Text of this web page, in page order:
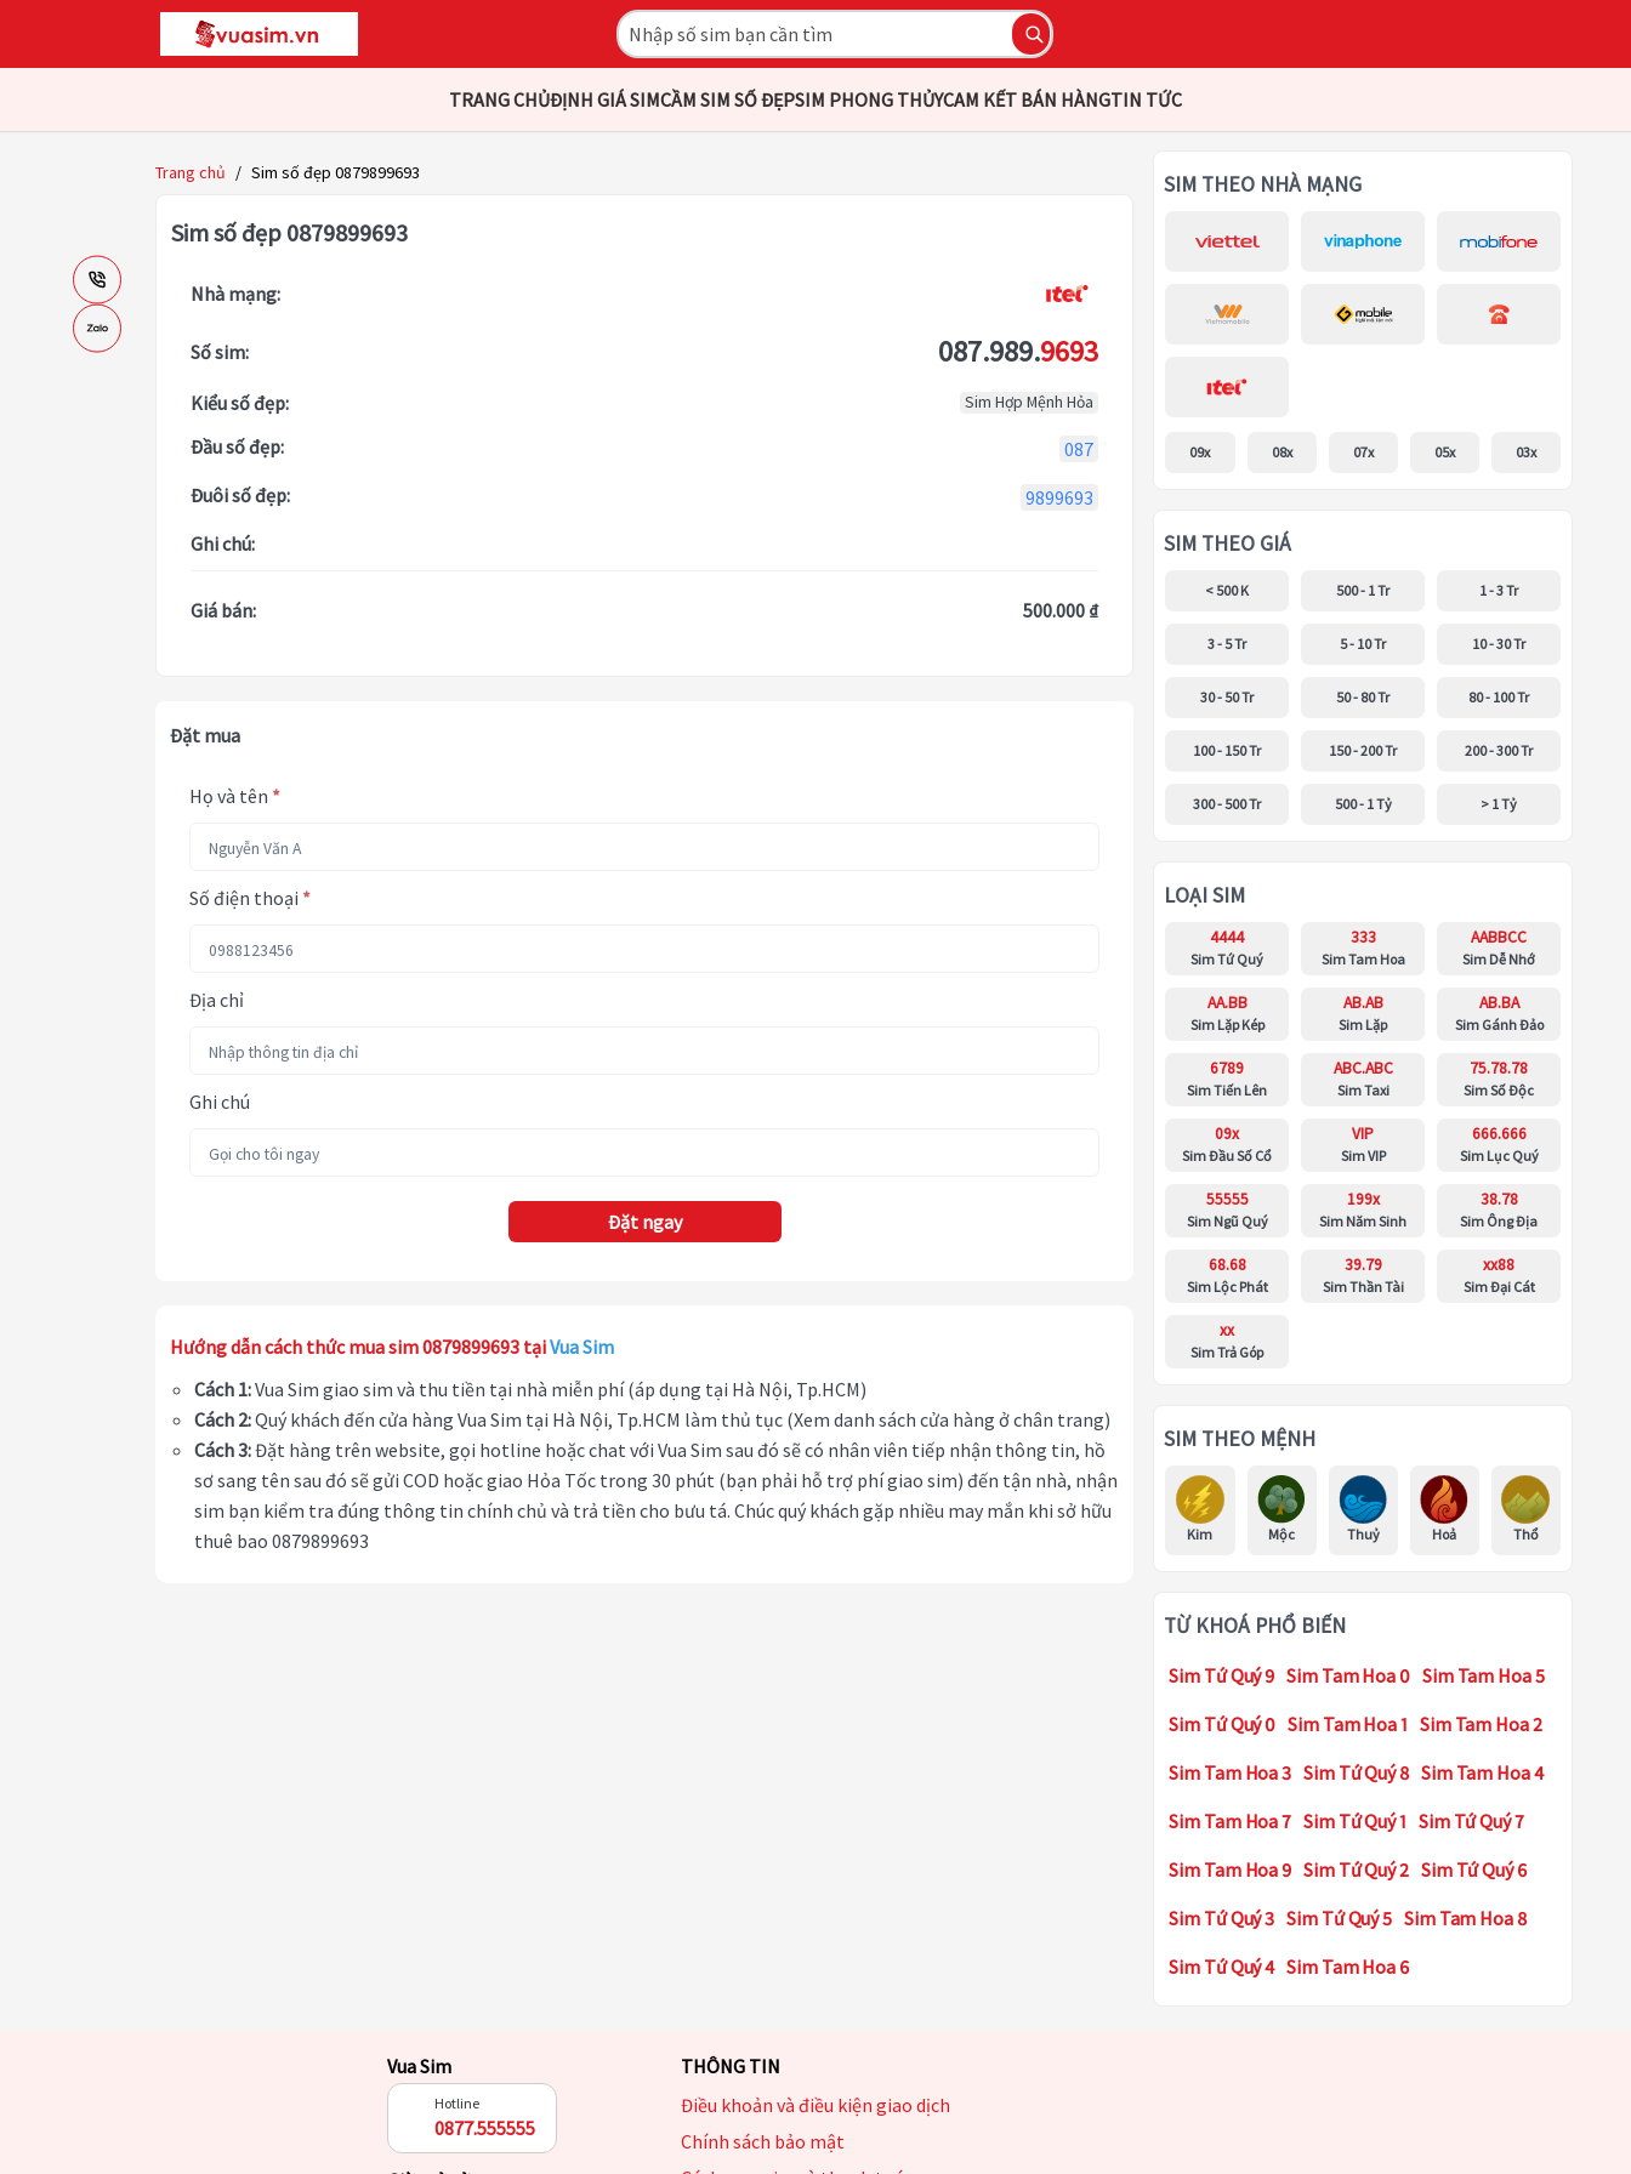
TRANG CHỦĐỊNH GIÁ SIMCẦM SIM SỐ ĐẸPSIM PHONG THỦYCAM KẾT BÁN HÀNGTIN TỨC
Trang chủ / Sim số đẹp 0879899693
Sim số đẹp 0879899693
Nhà mạng:
Số sim: 087.989.9693
Kiểu số đẹp: Sim Hợp Mệnh Hỏa
Đầu số đẹp:
087
Đuôi số đẹp:
9899693
Ghi chú:
Giá bán: 500.000 ₫
Đặt mua
Họ và tên *
Số điện thoại *
Địa chỉ
Ghi chú
Đặt ngay
Hướng dẫn cách thức mua sim 0879899693 tạiVua Sim
Cách 1:Vua Sim giao sim và thu tiền tại nhà miễn phí (áp dụng tại Hà Nội, Tp.HCM)
Cách 2:Quý khách đến cửa hàng Vua Sim tại Hà Nội, Tp.HCM làm thủ tục (Xem danh sách cửa hàng ở chân trang)
Cách 3:Đặt hàng trên website, gọi hotline hoặc chat với Vua Sim sau đó sẽ có nhân viên tiếp nhận thông tin, hồ
sơ sang tên sau đó sẽ gửi COD hoặc giao Hỏa Tốc trong 30 phút (bạn phải hỗ trợ phí giao sim) đến tận nhà, nhận
sim bạn kiểm tra đúng thông tin chính chủ và trả tiền cho bưu tá. Chúc quý khách gặp nhiều may mắn khi sở hữu
thuê bao 0879899693
SIM THEO NHÀ MẠNG
09x 08x 07x 05x 03x
SIM THEO GIÁ
< 500 K 500 - 1 Tr 1 - 3 Tr
3 - 5 Tr 5 - 10 Tr 10 - 30 Tr
30 - 50 Tr 50 - 80 Tr 80 - 100 Tr
100 - 150 Tr 150 - 200 Tr 200 - 300 Tr
300 - 500 Tr 500 - 1 Tỷ > 1 Tỷ
LOẠI SIM
4444
Sim Tứ Quý
333
Sim Tam Hoa
AABBCC
Sim Dễ Nhớ
AA.BB
Sim Lặp Kép
AB.AB
Sim Lặp
AB.BA
Sim Gánh Đảo
6789
Sim Tiến Lên
ABC.ABC
Sim Taxi
75.78.78
Sim Số Độc
09x
Sim Đầu Số Cổ
VIP
Sim VIP
666.666
Sim Lục Quý
55555
Sim Ngũ Quý
199x
Sim Năm Sinh
38.78
Sim Ông Địa
68.68
Sim Lộc Phát
39.79
Sim Thần Tài
xx88
Sim Đại Cát
xx
Sim Trả Góp
SIM THEO MỆNH
Kim Mộc Thuỷ Hoả Thổ
TỪ KHOÁ PHỔ BIẾN
Sim Tứ Quý 9 Sim Tam Hoa 0 Sim Tam Hoa 5
Sim Tứ Quý 0 Sim Tam Hoa 1 Sim Tam Hoa 2
Sim Tam Hoa 3 Sim Tứ Quý 8 Sim Tam Hoa 4
Sim Tam Hoa 7 Sim Tứ Quý 1 Sim Tứ Quý 7
Sim Tam Hoa 9 Sim Tứ Quý 2 Sim Tứ Quý 6
Sim Tứ Quý 3 Sim Tứ Quý 5 Sim Tam Hoa 8
Sim Tứ Quý 4 Sim Tam Hoa 6
Vua Sim
Hotline
0877.555555
THÔNG TIN
Điều khoản và điều kiện giao dịch
Chính sách bảo mật